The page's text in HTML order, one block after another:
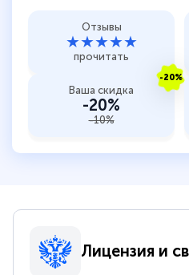
Отзывы
★★★★★
прочитать
-20%
Ваша скидка
-20%
-10%
Лицензия и